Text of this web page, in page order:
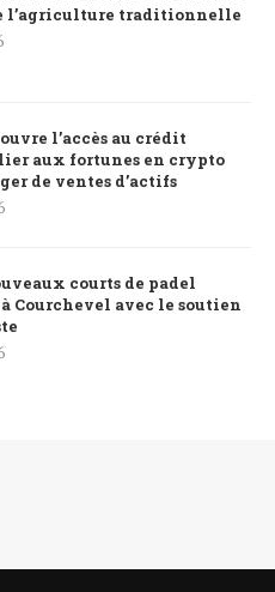
l’agriculture traditionnelle
l’accès au crédit
aux fortunes en crypto
de ventes d’actifs
courts de padel
Courchevel avec le soutien